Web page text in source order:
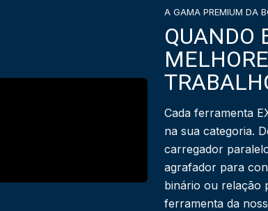
A GAMA PREMIUM DA
QUANDO
Cada ferramenta
na sua categoria.
carregador
agrafador para
binário ou relação
ferramenta da